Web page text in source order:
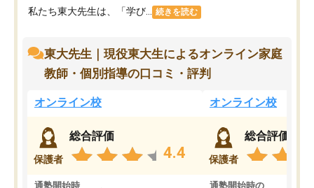
私たち東大先生は、「学び... 続きを読む
東大先生｜現役東大生によるオンライン家庭
教師・個別指導の口コミ・評判
オンライン校
保護者
総合評価
4.4
通塾開始時
オンライン校
保護者
総合評価
通塾開始時の